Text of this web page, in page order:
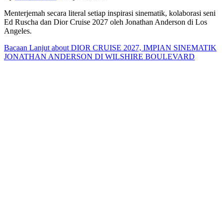
Menterjemah secara literal setiap inspirasi sinematik, kolaborasi seni
Ed Ruscha dan Dior Cruise 2027 oleh Jonathan Anderson di Los
Angeles.
Bacaan Lanjut about DIOR CRUISE 2027, IMPIAN SINEMATIK
JONATHAN ANDERSON DI WILSHIRE BOULEVARD